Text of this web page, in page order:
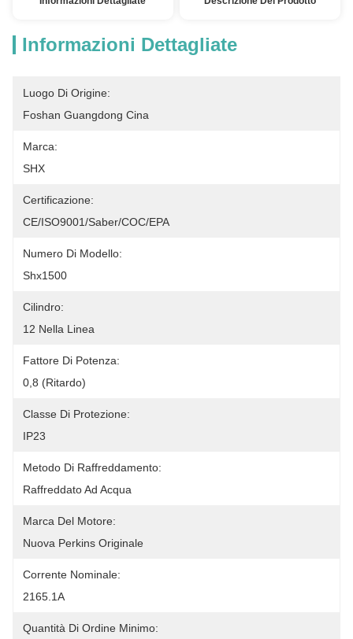
Informazioni Dettagliate
Luogo Di Origine:
Foshan Guangdong Cina
Marca:
SHX
Certificazione:
CE/ISO9001/Saber/COC/EPA
Numero Di Modello:
Shx1500
Cilindro:
12 Nella Linea
Fattore Di Potenza:
0,8 (ritardo)
Classe Di Protezione:
IP23
Metodo Di Raffreddamento:
Raffreddato Ad Acqua
Marca Del Motore:
Nuova Perkins Originale
Corrente Nominale:
2165.1A
Quantità Di Ordine Minimo: